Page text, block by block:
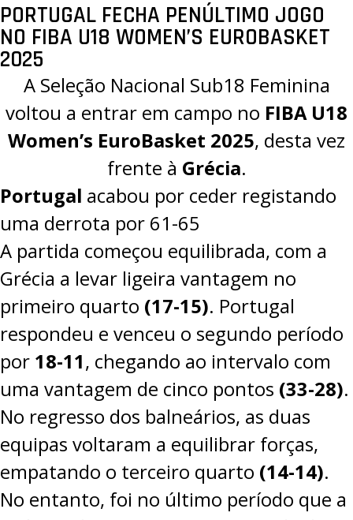
PORTUGAL FECHA PENÚLTIMO JOGO
NO FIBA U18 WOMEN’S EUROBASKET
2025
A Seleção Nacional Sub18 Feminina
voltou a entrar em campo no FIBA U18
Women’s EuroBasket 2025, desta vez
frente à Grécia.
Portugal acabou por ceder registando
uma derrota por 61-65
A partida começou equilibrada, com a
Grécia a levar ligeira vantagem no
primeiro quarto (17-15). Portugal
respondeu e venceu o segundo período
por 18-11, chegando ao intervalo com
uma vantagem de cinco pontos (33-28).
No regresso dos balneários, as duas
equipas voltaram a equilibrar forças,
empatando o terceiro quarto (14-14).
No entanto, foi no último período que a